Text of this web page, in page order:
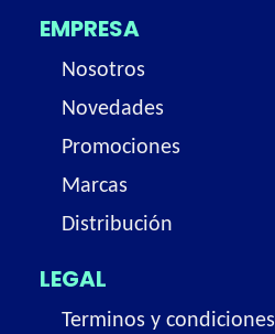
EMPRESA
Nosotros
Novedades
Promociones
Marcas
Distribución
LEGAL
Terminos y condiciones